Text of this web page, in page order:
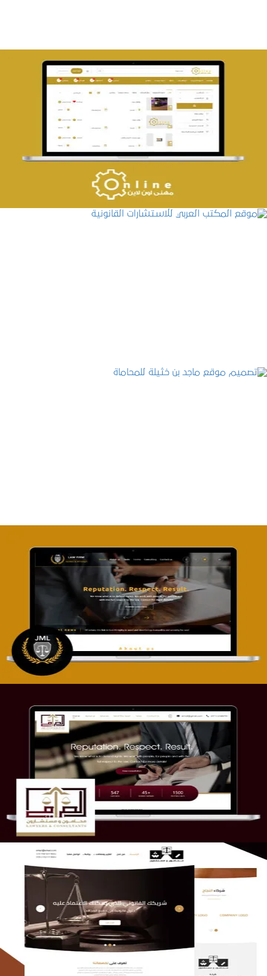
تصميم حراج مهنى
التفاصيل
تصميم موقع آل جبار والمزارقة للمحاماة
التفاصيل
موقع الصرامي للمحاماة
التفاصيل
الريس والشعلان للمحاماة
التفاصيل